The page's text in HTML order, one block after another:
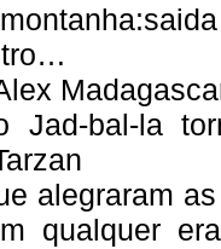
Jad-bal-la
alegraram
qualquer